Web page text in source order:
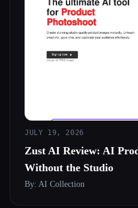
JULY 19, 2026
Zust AI Review: AI
Without the Studio
By: AI Collection